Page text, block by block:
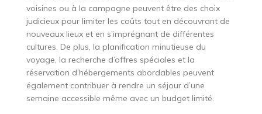
voisines ou à la campagne peuvent être des choix
judicieux pour limiter les coûts tout en découvrant de
nouveaux lieux et en s’imprégnant de différentes
cultures. De plus, la planification minutieuse du
voyage, la recherche d’offres spéciales et la
réservation d’hébergements abordables peuvent
également contribuer à rendre un séjour d’une
semaine accessible même avec un budget limité.